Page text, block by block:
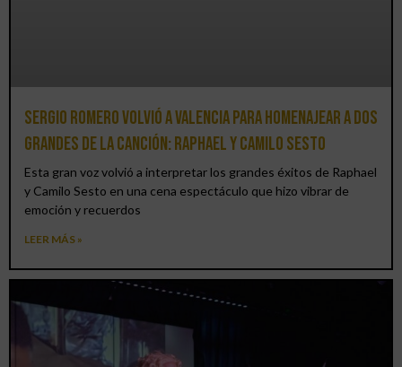
Sergio Romero volvió a Valencia para homenajear a dos
grandes de la canción: Raphael y Camilo Sesto
Esta gran voz volvió a interpretar los grandes éxitos de Raphael
y Camilo Sesto en una cena espectáculo que hizo vibrar de
emoción y recuerdos
LEER MÁS »